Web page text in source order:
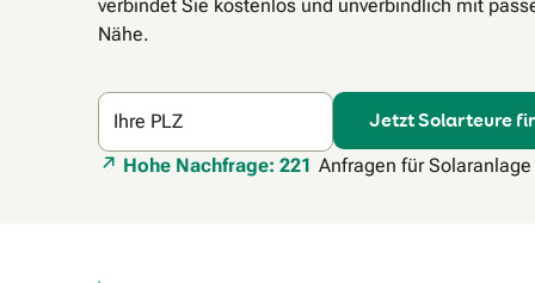
verbindet Sie kostenlos und unverbindlich mit
Nähe.
Ihre PLZ Jetzt Solarteure
Hohe Nachfrage: 221 Anfragen für